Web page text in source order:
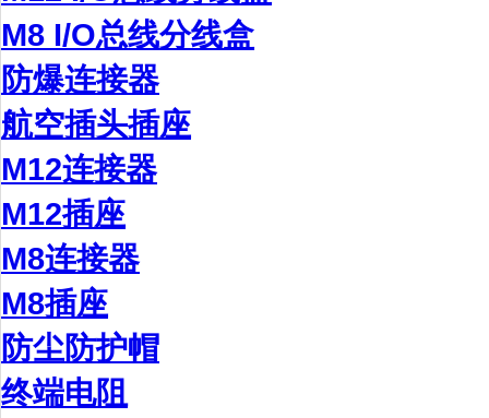
M8 I/O总线分线盒
防爆连接器
航空插头插座
M12连接器
M12插座
M8连接器
M8插座
防尘防护帽
终端电阻